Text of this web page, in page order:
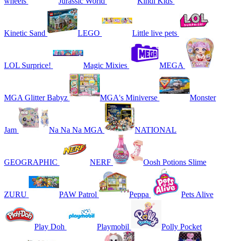
Kinetic Sand LEGO Little live pets
LOL Surprice! Magic Mixies MEGA
MGA Glitter Babyz MGA's Miniverse Monster
Jam Na Na Na MGA NATIONAL
GEOGRAPHIC NERF Oosh Potions Slime
ZURU PAW Patrol Peppa Pets Alive
Play Doh Playmobil Polly Pocket